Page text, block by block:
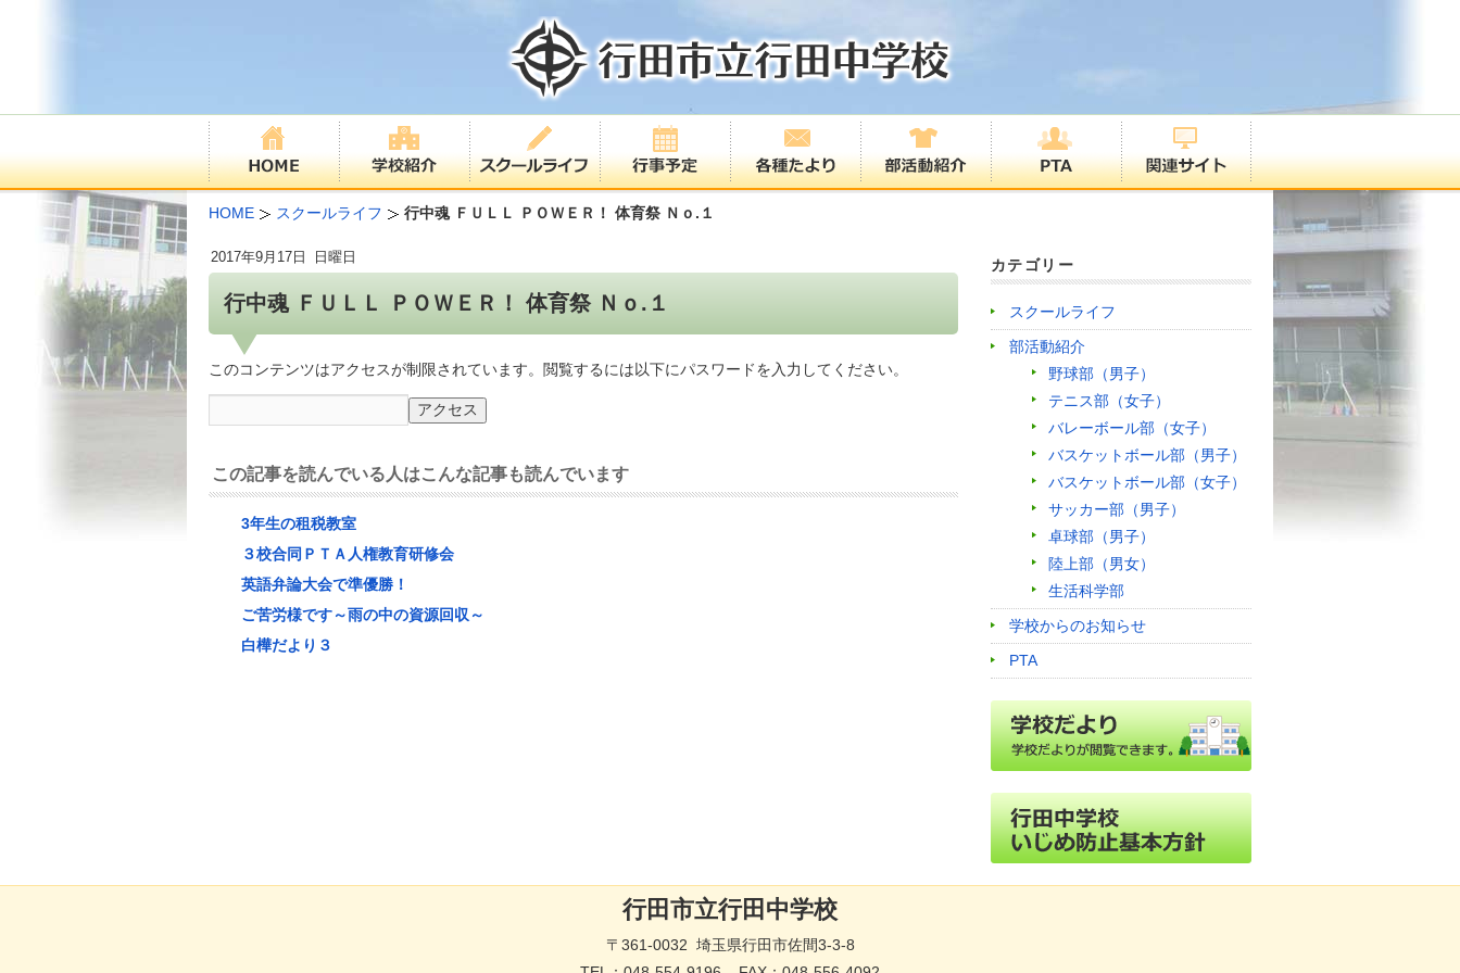
HOME スクールライフ 行中魂 ＦＵＬＬ ＰＯＷＥＲ！ 体育祭 Ｎｏ.１
行中魂 ＦＵＬＬ ＰＯＷＥＲ！ 体育祭 Ｎｏ.１
2017年9月17日 日曜日
このコンテンツはアクセスが制限されています。閲覧するには以下にパスワードを入力してください。
この記事を読んでいる人はこんな記事も読んでいます
3年生の租税教室
３校合同ＰＴＡ人権教育研修会
英語弁論大会で準優勝！
ご苦労様です～雨の中の資源回収～
白樺だより３
カテゴリー
スクールライフ
部活動紹介
野球部（男子）
テニス部（女子）
バレーボール部（女子）
バスケットボール部（男子）
バスケットボール部（女子）
サッカー部（男子）
卓球部（男子）
陸上部（男女）
生活科学部
学校からのお知らせ
PTA
行田市立行田中学校
〒361-0032 埼玉県行田市佐間3-3-8